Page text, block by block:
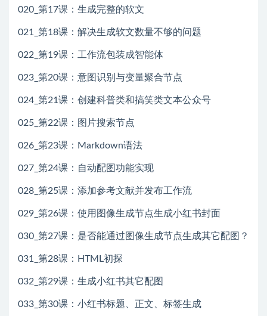
020_第17课：生成完整的软文
021_第18课：解决生成软文数量不够的问题
022_第19课：工作流包装成智能体
023_第20课：意图识别与变量聚合节点
024_第21课：创建科普类和搞笑类文本公众号
025_第22课：图片搜索节点
026_第23课：Markdown语法
027_第24课：自动配图功能实现
028_第25课：添加参考文献并发布工作流
029_第26课：使用图像生成节点生成小红书封面
030_第27课：是否能通过图像生成节点生成其它配图？
031_第28课：HTML初探
032_第29课：生成小红书其它配图
033_第30课：小红书标题、正文、标签生成